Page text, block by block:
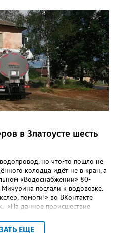
систем. Кроме электронных
предложения по
водоснабжения и канализации,
представить перечень
сценарии развития этой
июне 2025 года
торгах. Тогда цена
выше - 9 миллионов 13 тысяч
разработка электронной
в Златоусте шесть
но что-то пошло не
колодца идёт не в кран, а
«Водоснабжении» 80-
послали к водовозке.
помоги!» во ВКонтакте
«На данное происшествие
организации
ЕЩЕ